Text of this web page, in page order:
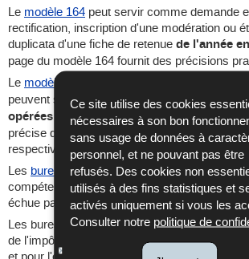
Ce site utilise des cookies
nécessaires à son bon
sans usage de données à
personnel, et ne pouvant pas être
refusés. Des cookies non
utilisés à des fins statistiques et
activés uniquement si vous les
Consulter notre politique de
Le modèle 164 peut servir comme demande
rectification, inscription d'une modération ou
duplicata d'une fiche de retenue de l'année
page du modèle 164 fournit des précisions
Le modèle 163
peuvent servir comme demande en
opérées de l'année échue. La dernière page
précise quels contribuables doivent remplir le
respectivement 163.
Les bureaux d'imposition pour personnes
compétents pour le contrôle et la fixation de
échue par voie d'assiette (modèle 100).
Les bureaux RTS sont compétents pour le
de l'impôt dû de l'année échue par décompte